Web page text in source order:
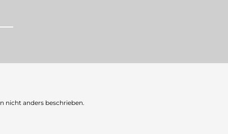
nicht anders beschrieben.